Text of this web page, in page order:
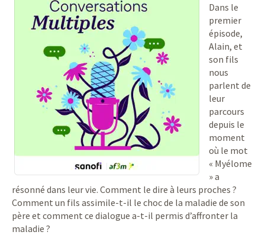
Dans le
premier
épisode,
Alain, et
son fils
nous
parlent de
leur
parcours
depuis le
moment
où le mot
« Myélome
» a
résonné dans leur vie. Comment le dire à leurs proches ?
Comment un fils assimile-t-il le choc de la maladie de son
père et comment ce dialogue a-t-il permis d’affronter la
maladie ?